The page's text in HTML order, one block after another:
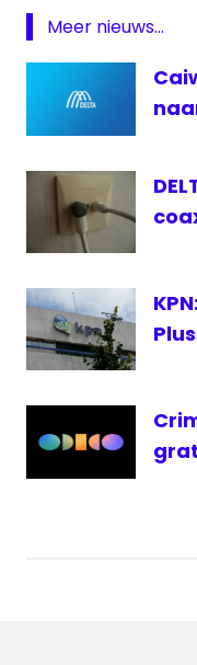
televisie
Meer nieuws...